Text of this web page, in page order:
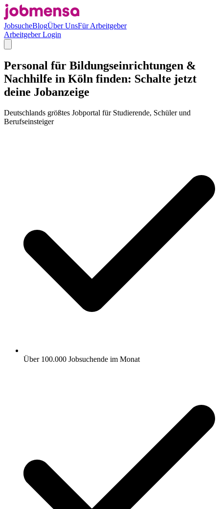
JobsucheBlogÜber UnsFür Arbeitgeber
Arbeitgeber Login
Personal für Bildungseinrichtungen &
Nachhilfe in Köln finden: Schalte jetzt
deine Jobanzeige
Deutschlands größtes Jobportal für Studierende, Schüler und
Berufseinsteiger
Über 100.000 Jobsuchende im Monat